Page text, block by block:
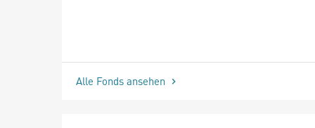
Alle Fonds ansehen